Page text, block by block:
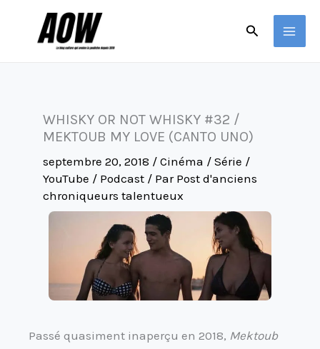
Rechercher
WHISKY OR NOT WHISKY #32 /
MEKTOUB MY LOVE (CANTO UNO)
septembre 20, 2018 / Cinéma / Série /
YouTube / Podcast / Par Post d'anciens
chroniqueurs talentueux
Passé quasiment inaperçu en 2018, Mektoub